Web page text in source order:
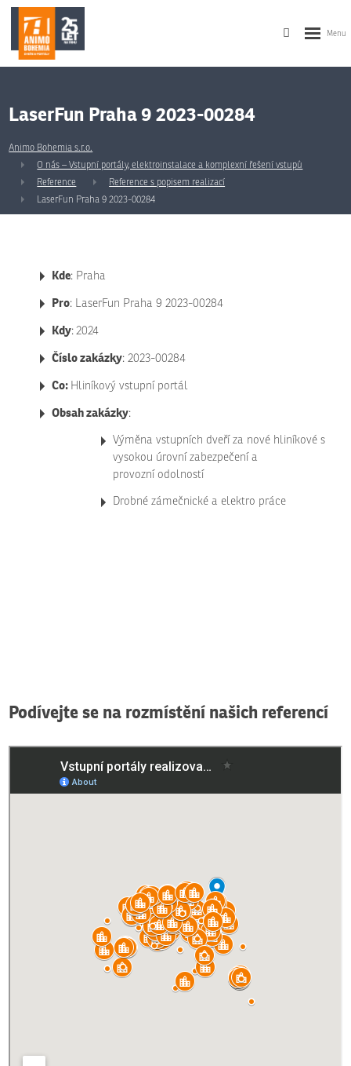
LaserFun Praha 9 2023-00284
Animo Bohemia s.r.o.
O nás – Vstupní portály, elektroinstalace a komplexní řešení vstupů
Reference
Reference s popisem realizací
LaserFun Praha 9 2023-00284
Kde: Praha
Pro: LaserFun Praha 9 2023-00284
Kdy:2024
Číslo zakázky: 2023-00284
Co: Hliníkový vstupní portál
Obsah zakázky:
Výměna vstupních dveří za nové hliníkové s
vysokou úrovní zabezpečení a
provozní odolností
Drobné zámečnické a elektro práce
Podívejte se na rozmístění našich referencí